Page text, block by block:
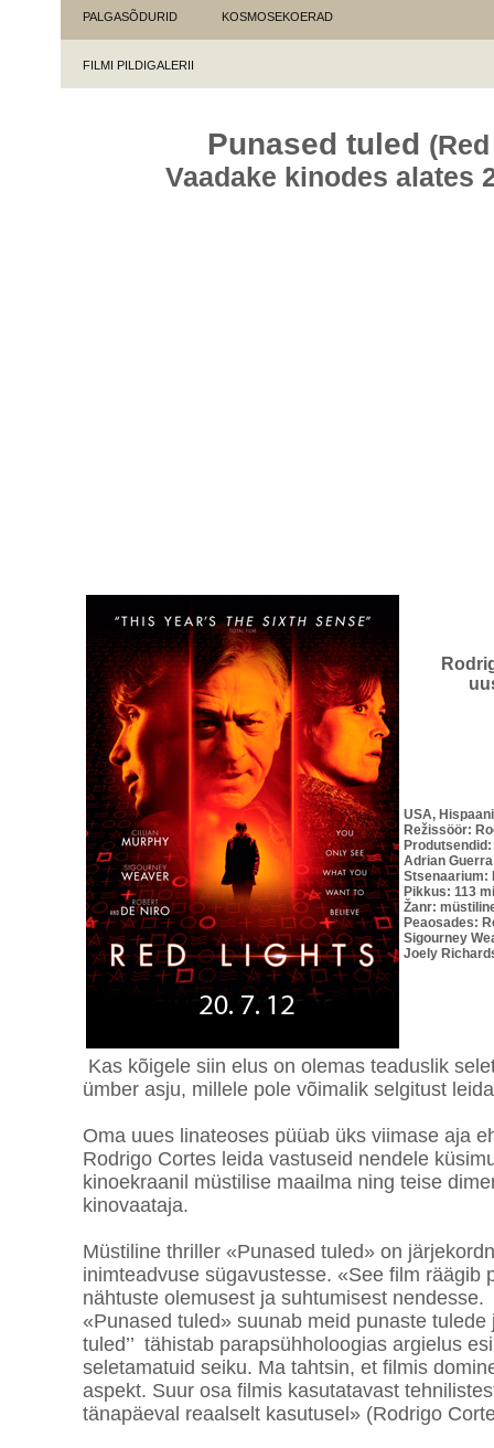
PALGASÕDURID KOSMOSEKOERAD
FILMI PILDIGALERII
Punased tuled
Vaadake kinodes alates
USA,
Režissöör:
Adrian Guerra
Stsenaarium:
Pikkus: 113
Žanr:
Peaosades:
Sigourney
Joely
Kas kõigele siin elus on olemas teaduslik
ümber asju, millele pole võimalik selgitust
Oma uues linateoses püüab üks viimase aja
Rodrigo Cortes leida vastuseid nendele
kinoekraanil müstilise maailma ning teise
kinovaataja.
Müstiline thriller «Punased tuled» on
inimteadvuse sügavustesse. «See film räägib
nähtuste olemusest ja suhtumisest
«Punased tuled» suunab meid punaste tulede
tuled’’ tähistab parapsühholoogias argielus
seletamatuid seiku. Ma tahtsin, et filmis
aspekt. Suur osa filmis kasutatavast
tänapäeval reaalselt kasutusel» (Rodrigo